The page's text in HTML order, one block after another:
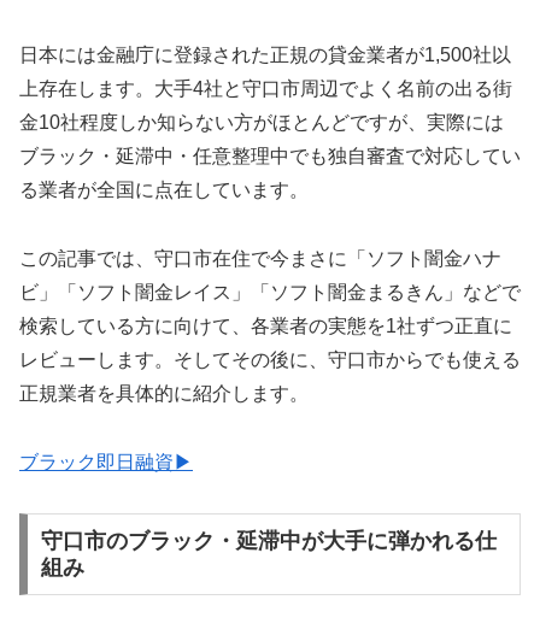
日本には金融庁に登録された正規の貸金業者が1,500社以
上存在します。大手4社と守口市周辺でよく名前の出る街
金10社程度しか知らない方がほとんどですが、実際には
ブラック・延滞中・任意整理中でも独自審査で対応してい
る業者が全国に点在しています。
この記事では、守口市在住で今まさに「ソフト闇金ハナ
ビ」「ソフト闇金レイス」「ソフト闇金まるきん」などで
検索している方に向けて、各業者の実態を1社ずつ正直に
レビューします。そしてその後に、守口市からでも使える
正規業者を具体的に紹介します。
ブラック即日融資▶
守口市のブラック・延滞中が大手に弾かれる仕
組み